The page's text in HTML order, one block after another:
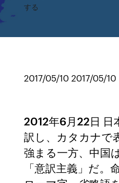
する
2017/05/10 2017/05/10
2012年6月22日 日
訳し、カタカナで
強まる一方、中国
「意訳主義」だ。